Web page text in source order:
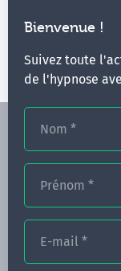
Bienvenue !
Suivez toute
de l'hypnose
Nom *
Prénom *
E-mail *
Vous pouvez
FORMATIONS
NOS